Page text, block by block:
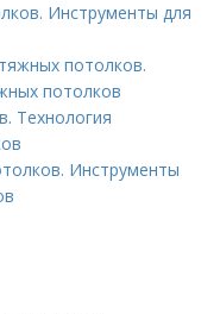
Инструменты для
потолков.
потолков
Технология
Инструменты